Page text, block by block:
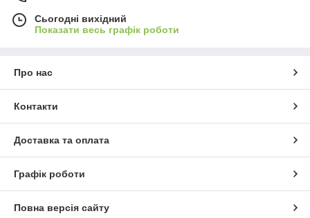
Сьогодні вихідний
Показати весь графік роботи
Про нас
Контакти
Доставка та оплата
Графік роботи
Повна версія сайту